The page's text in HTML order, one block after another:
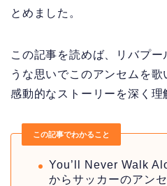
とめました。
この記事を読めば、リバプー
うな思いでこのアンセムを
感動的なストーリーを深く理
この記事でわかること
You’ll Never Walk
からサッカーのアン